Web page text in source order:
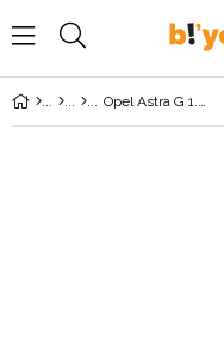
Opel Astra G 1.6 Twinport (Z16XEP) Devirdaim Su Pompası AİRTEX